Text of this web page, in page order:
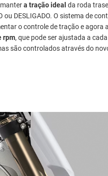
a tração ideal da roda
ou DESLIGADO. O sistema de
o controle de tração e agora
rpm, que pode ser ajustada a
são controlados através do